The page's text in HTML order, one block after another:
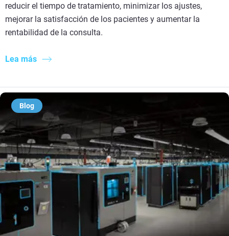
reducir el tiempo de tratamiento, minimizar los ajustes,
mejorar la satisfacción de los pacientes y aumentar la
rentabilidad de la consulta.
Lea más
Blog